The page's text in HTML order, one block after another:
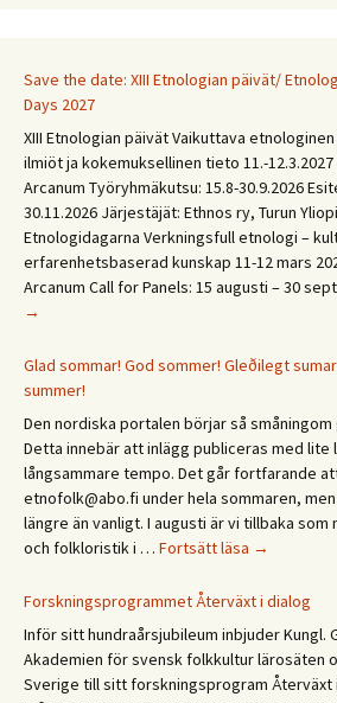
Save the date: XIII Etnologian päivät/
Days 2027
XIII Etnologian päivät Vaikuttava
ilmiöt ja kokemuksellinen tieto 11.-12.3.2027
Arcanum Työryhmäkutsu: 15.8-30.9.2026
30.11.2026 Järjestäjät: Ethnos ry, Turun
Etnologidagarna Verkningsfull etnologi –
erfarenhetsbaserad kunskap 11-12 mars
Arcanum Call for Panels: 15 augusti – 30
→
Glad sommar! God sommer! Gleðilegt
summer!
Den nordiska portalen börjar så
Detta innebär att inlägg publiceras med
långsammare tempo. Det går fortfarande
etnofolk@abo.fi under hela sommaren,
längre än vanligt. I augusti är vi tillbaka som
och folkloristik i … Fortsätt läsa Glad
God
Gleðilegt
sumar!
Hyvää
→
Forskningsprogrammet Återväxt i dialog
Inför sitt hundraårsjubileum inbjuder Kungl.
Akademien för svensk folkkultur lärosäten
Sverige till sitt forskningsprogram Återväxt